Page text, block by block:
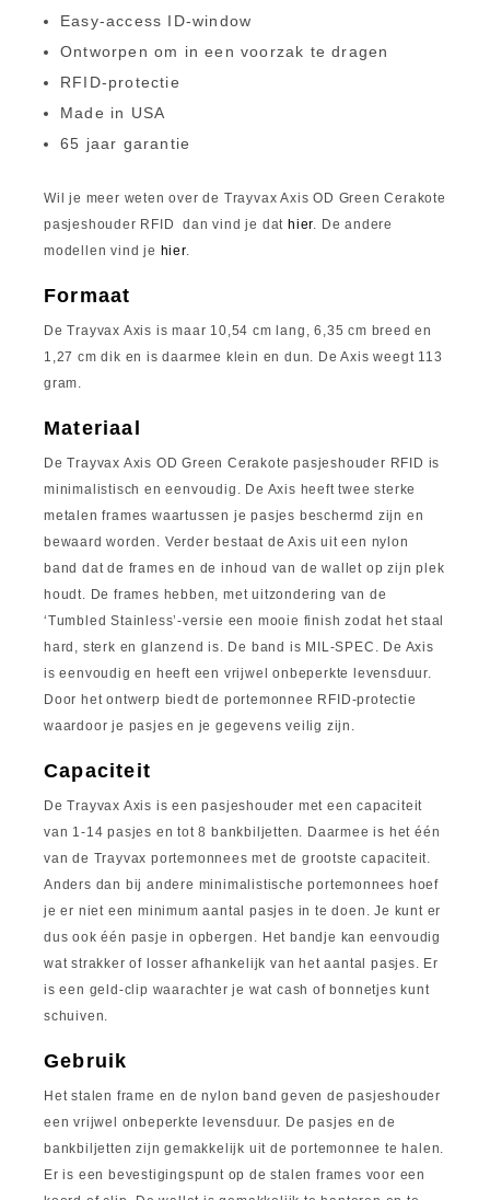
Easy-access ID-window
Ontworpen om in een voorzak te dragen
RFID-protectie
Made in USA
65 jaar garantie
Wil je meer weten over de Trayvax Axis OD Green Cerakote
pasjeshouder RFID dan vind je dat hier. De andere
modellen vind je hier.
Formaat
De Trayvax Axis is maar 10,54 cm lang, 6,35 cm breed en
1,27 cm dik en is daarmee klein en dun. De Axis weegt 113
gram.
Materiaal
De Trayvax Axis OD Green Cerakote pasjeshouder RFID is
minimalistisch en eenvoudig. De Axis heeft twee sterke
metalen frames waartussen je pasjes beschermd zijn en
bewaard worden. Verder bestaat de Axis uit een nylon
band dat de frames en de inhoud van de wallet op zijn plek
houdt. De frames hebben, met uitzondering van de
‘Tumbled Stainless’-versie een mooie finish zodat het staal
hard, sterk en glanzend is. De band is MIL-SPEC. De Axis
is eenvoudig en heeft een vrijwel onbeperkte levensduur.
Door het ontwerp biedt de portemonnee RFID-protectie
waardoor je pasjes en je gegevens veilig zijn.
Capaciteit
De Trayvax Axis is een pasjeshouder met een capaciteit
van 1-14 pasjes en tot 8 bankbiljetten. Daarmee is het één
van de Trayvax portemonnees met de grootste capaciteit.
Anders dan bij andere minimalistische portemonnees hoef
je er niet een minimum aantal pasjes in te doen. Je kunt er
dus ook één pasje in opbergen. Het bandje kan eenvoudig
wat strakker of losser afhankelijk van het aantal pasjes. Er
is een geld-clip waarachter je wat cash of bonnetjes kunt
schuiven.
Gebruik
Het stalen frame en de nylon band geven de pasjeshouder
een vrijwel onbeperkte levensduur. De pasjes en de
bankbiljetten zijn gemakkelijk uit de portemonnee te halen.
Er is een bevestigingspunt op de stalen frames voor een